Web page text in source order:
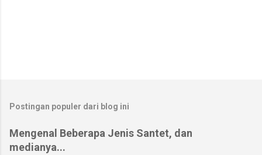
Postingan populer dari blog ini
Mengenal Beberapa Jenis Santet, dan
medianya...